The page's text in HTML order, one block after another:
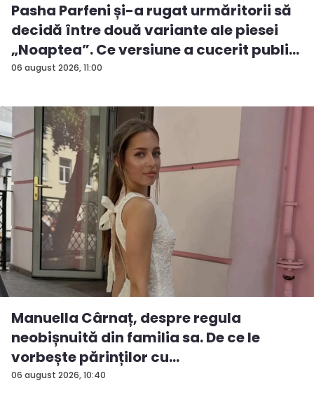
06 august 2026, 11:00
Pasha Parfeni și-a rugat urmăritorii să
decidă între două variante ale piesei
„Noaptea”. Ce versiune a cucerit publi...
06 august 2026, 10:40
Manuella Cârnaț, despre regula
neobișnuită din familia sa. De ce le
vorbește părinților cu
„dumneavoastră...